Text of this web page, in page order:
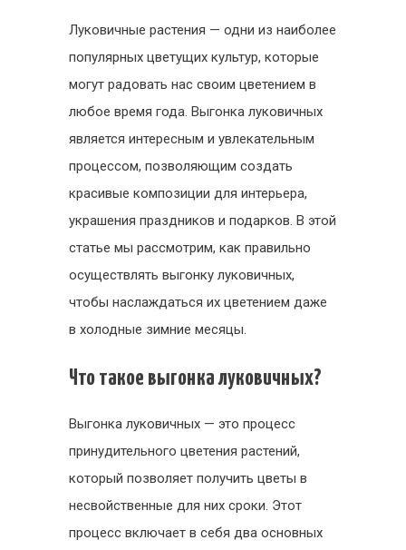
Луковичные растения — одни из наиболее
популярных цветущих культур, которые
могут радовать нас своим цветением в
любое время года. Выгонка луковичных
является интересным и увлекательным
процессом, позволяющим создать
красивые композиции для интерьера,
украшения праздников и подарков. В этой
статье мы рассмотрим, как правильно
осуществлять выгонку луковичных,
чтобы наслаждаться их цветением даже
в холодные зимние месяцы.
Что такое выгонка луковичных?
Выгонка луковичных — это процесс
принудительного цветения растений,
который позволяет получить цветы в
несвойственные для них сроки. Этот
процесс включает в себя два основных